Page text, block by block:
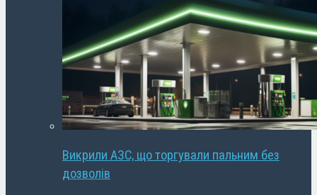
Викрили АЗС, що торгували пальним без
дозволів